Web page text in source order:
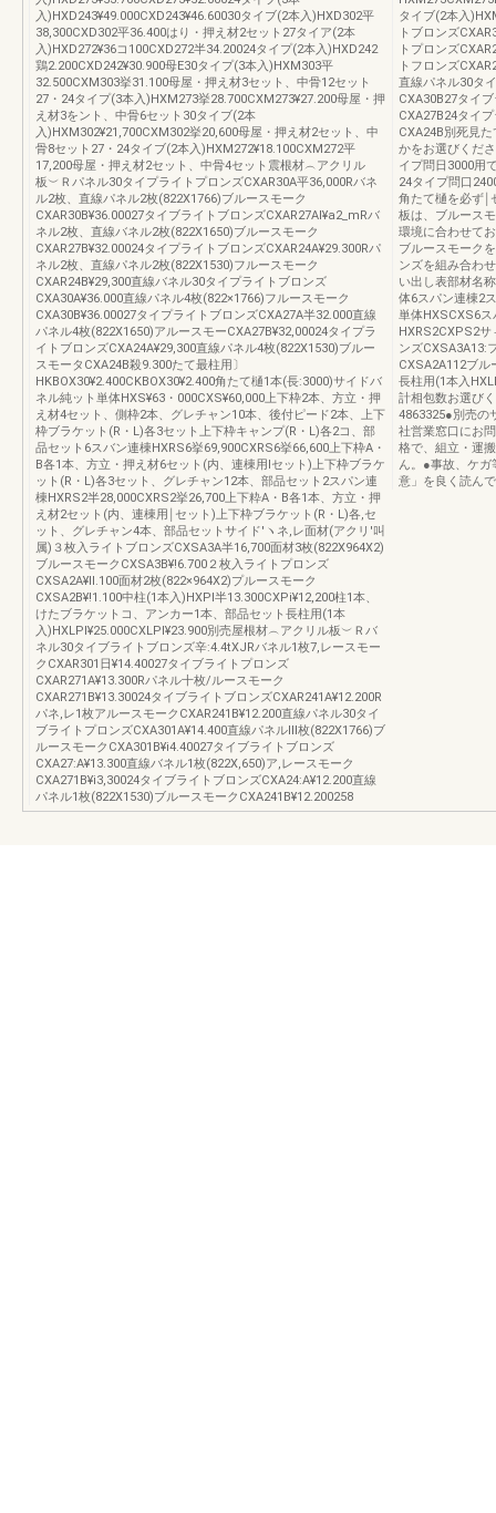
入)HXD243¥49.000CXD243¥46.60030タイブ(2本入)HXD302平
38,300CXD302平36.400はり・押え材2セット27タイア(2本
入)HXD272¥36コ100CXD272半34.20024タイプ(2本入)HXD242
鶏2.200CXD242¥30.900母E30タイプ(3本入)HXM303平
32.500CXM303挙31.100母屋・押え材3セット、中骨12セット
27・24タイプ(3本入)HXM273挙28.700CXM273¥27.200母屋・押
え材3をント、中骨6セット30タイブ(2本
入)HXM302¥21,700CXM302挙20,600母屋・押え材2セット、中
骨8セット27・24タイブ(2本入)HXM272¥18.100CXM272平
17,200母屋・押え材2セット、中骨4セット震根材︵アクリル
板︶Ｒパネル30タイプライトプロンズCXAR30A平36,000Rバネ
ル2枚、直線パネル2枚(822X1766)ブルースモーク
CXAR30B¥36.00027タイブライトブロンズCXAR27AI¥a2_mRバ
ネル2枚、直線バネル2枚(822X1650)ブルースモーク
CXAR27B¥32.00024タイプライトブロンズCXAR24A¥29.300Rパ
ネル2枚、直線パネル2枚(822X1530)フルースモーク
CXAR24B¥29,300直線バネル30タイプライトブロンズ
CXA30A¥36.000直線パネル4枚(822×1766)フルースモーク
CXA30B¥36.00027タイプライトブロンズCXA27A半32.000直線
パネル4枚(822X1650)アルースモーCXA27B¥32,00024タイプラ
イトブロンズCXA24A¥29,300直線パネル4枚(822X1530)ブルー
スモータCXA24B殺9.300たて最柱用〕
HKBOX30¥2.400CKBOX30¥2.400角たて樋1本(長:3000)サイドバ
ネル純ット単体HXS¥63・000CXS¥60,000上下枠2本、方立・押
え材4セット、側枠2本、グレチャン10本、後付ピード2本、上下
枠ブラケット(R・L)各3セット上下枠キャンプ(R・L)各2コ、部
品セット6スバン連棟HXRS6挙69,900CXRS6挙66,600上下枠A・
B各1本、方立・押え材6セット(内、連棟用lセット)上下枠ブラケ
ット(R・L)各3セット、グレチャン12本、部品セット2スパン連
棟HXRS2半28,000CXRS2挙26,700上下粋A・B各1本、方立・押
え材2セット(内、連棟用￨セット)上下枠ブラケット(R・L)各,セ
ット、グレチャン4本、部品セットサイド′ヽネ,レ面材(アクリ′叫
属)３枚入ライトブロンズCXSA3A半16,700面材3枚(822X964X2)
ブルースモークCXSA3B¥!6.700２枚入ライトプロンズ
CXSA2A¥ll.100面材2枚(822×964X2)プルースモーク
CXSA2B¥!1.100中柱(1本入)HXPl半13.300CXPi¥12,200柱1本、
けたブラケットコ、アンカー1本、部品セット長柱用(1本
入)HXLPl¥25.000CXLPl¥23.900別売屋根材︵アクリル板︶Ｒバ
ネル30タイブライトブロンズ辛:4.4tXJRバネル1枚7,レースモー
クCXAR301日¥14.40027タイブライトプロンズ
CXAR271A¥13.300Rパネル十枚/ルースモーク
CXAR271B¥13.30024タイブライトブロンズCXAR241A¥12.200R
パネ,レ1枚アルースモークCXAR241B¥12.200直線パネル30タイ
ブライトプロンズCXA301A¥14.400直線パネルⅢ枚(822X1766)ブ
ルースモークCXA301B¥i4.40027タイブライトブロンズ
CXA27:A¥13.300直線バネル1枚(822X,650)ア,レースモーク
CXA271B¥i3,30024タイブライトブロンズCXA24:A¥12.200直線
パネル1枚(822X1530)ブルースモークCXA241B¥12.200258
タイブ(2本入
トブロンズ
トプロンズ
トフロンズ
直線パネル30タ
CXA30B27タイ
CXA27B24タイ
CXA24B別死見
かをお選びくだ
イプ問日3000用
24タイプ問口
角たて樋を必ず￨
板は、ブルース
環境に合わせて
ブルースモーク
ンズを組み合わ
い出し表部材名
体6スパン連棟2
単体HXSCXS6ス
HXRS2CXPS2
ンズCXSA3A13:
CXSA2A112ブ
長柱用(1本入
計相包数お選び
4863325●別売の
社営業窓口にお
格で、組立・運
ん。●事故、ケガ
意」を良く読ん